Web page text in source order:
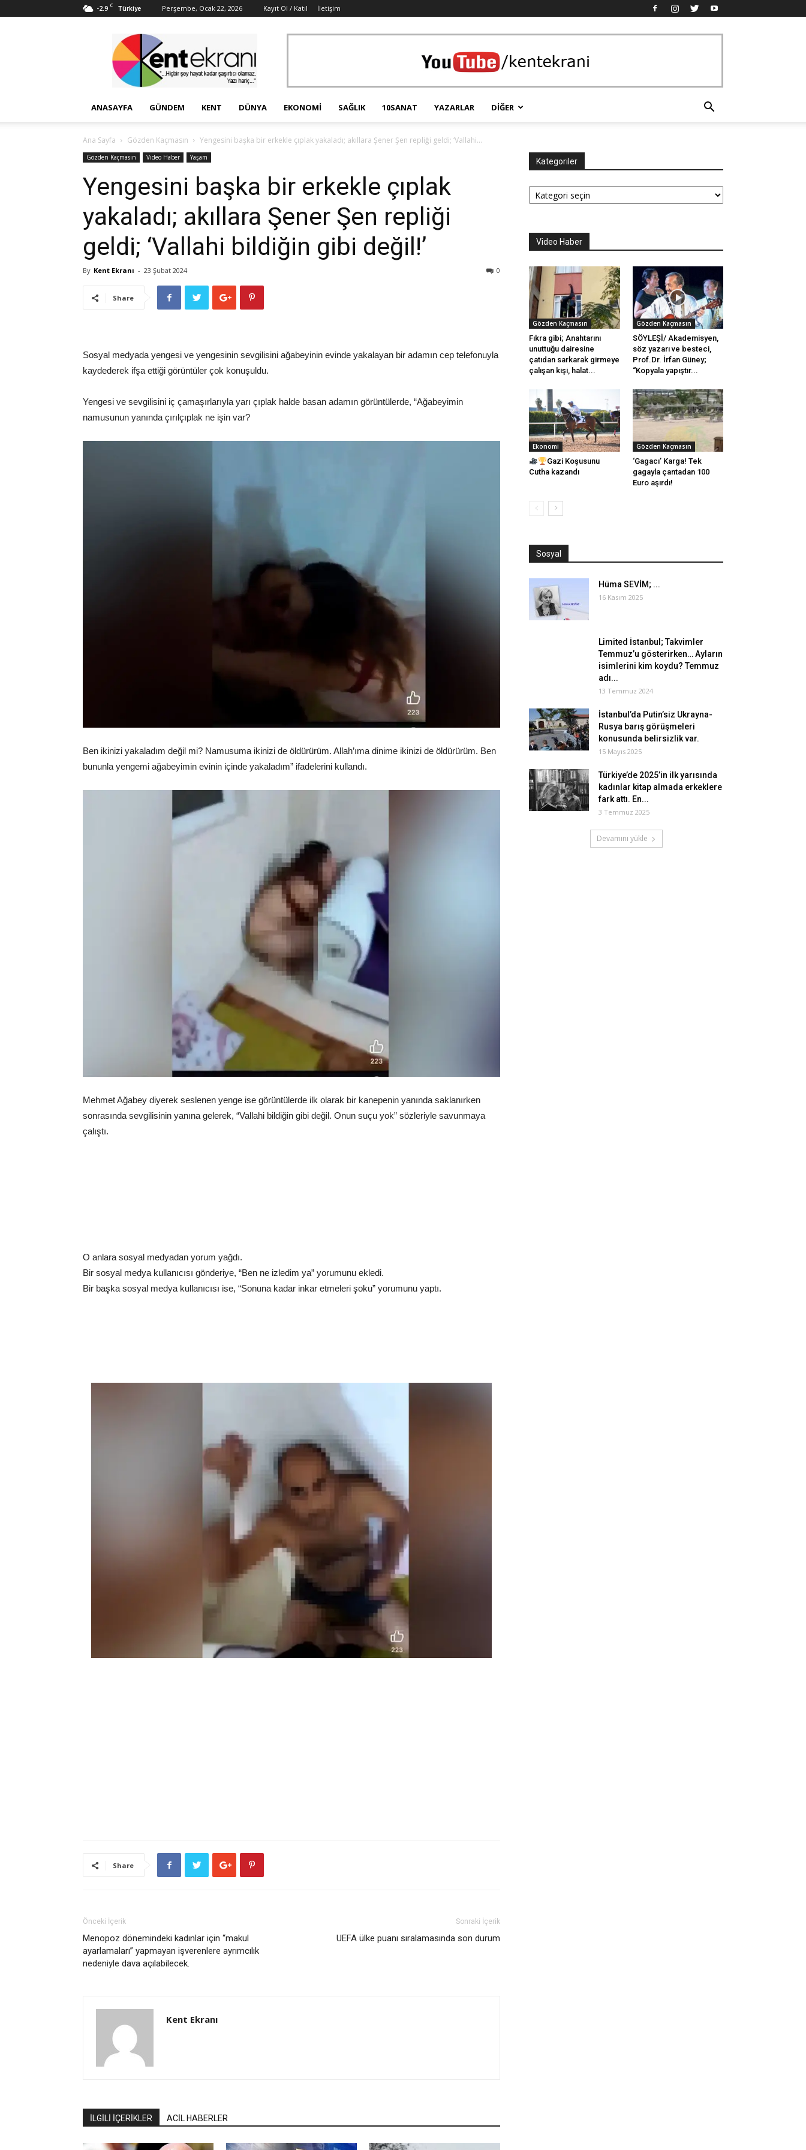
-2.9 C Türkiye Perşembe, Ocak 22, 2026 Kayıt Ol / Katıl İletişim
Ekranı
ANASAYFA GÜNDEM KENT DÜNYA EKONOMI SAĞLIK 10SANAT YAZARLAR DIĞER
Ana Sayfa Gözden Kaçmasın Yengesini başka bir erkekle çıplak yakaladı; akıllara Şener Şen repliği geldi; ‘Vallahi...
Gözden Kaçmasın Video Haber Yaşam
Yengesini başka bir erkekle çıplak
yakaladı; akıllara Şener Şen repliği
geldi; ‘Vallahi bildiğin gibi değil!’
By Kent Ekranı - 23 Şubat 2024 0
Share
Sosyal medyada yengesi ve yengesinin sevgilisini ağabeyinin evinde yakalayan bir adamın cep telefonuyla
kaydederek ifşa ettiği görüntüler çok konuşuldu.
Yengesi ve sevgilisini iç çamaşırlarıyla yarı çıplak halde basan adamın görüntülerde, “Ağabeyimin
namusunun yanında çırılçıplak ne işin var?
Ben ikinizi yakaladım değil mi? Namusuma ikinizi de öldürürüm. Allah’ıma dinime ikinizi de öldürürüm. Ben
bununla yengemi ağabeyimin evinin içinde yakaladım” ifadelerini kullandı.
Mehmet Ağabey diyerek seslenen yenge ise görüntülerde ilk olarak bir kanepenin yanında saklanırken
sonrasında sevgilisinin yanına gelerek, “Vallahi bildiğin gibi değil. Onun suçu yok” sözleriyle savunmaya
çalıştı.
O anlara sosyal medyadan yorum yağdı.
Bir sosyal medya kullanıcısı gönderiye, “Ben ne izledim ya” yorumunu ekledi.
Bir başka sosyal medya kullanıcısı ise, “Sonuna kadar inkar etmeleri şoku” yorumunu yaptı.
Share
Önceki İçerik
Menopoz dönemindeki kadınlar için “makul
ayarlamaları” yapmayan işverenlere ayrımcılık
nedeniyle dava açılabilecek.
Sonraki İçerik
UEFA ülke puanı sıralamasında son durum
Kent Ekranı
İLGİLİ İÇERİKLER ACİL HABERLER
Kategoriler
Kategoriler
Video Haber
Gözden Kaçmasın
Fıkra gibi; Anahtarını
unuttuğu dairesine
çatıdan sarkarak girmeye
çalışan kişi, halat...
Gözden Kaçmasın
SÖYLEŞİ/ Akademisyen,
söz yazarı ve besteci,
Prof.Dr. İrfan Güney;
“Kopyala yapıştır...
Ekonomi
Gazi Koşusunu
Cutha kazandı
Gözden Kaçmasın
‘Gagacı’ Karga! Tek
gagayla çantadan 100
Euro aşırdı!
Sosyal
Hüma SEVİM; ...
16 Kasım 2025
Limited İstanbul; Takvimler
Temmuz’u gösterirken… Ayların
isimlerini kim koydu? Temmuz
adı...
13 Temmuz 2024
İstanbul’da Putin’siz Ukrayna-
Rusya barış görüşmeleri
konusunda belirsizlik var.
15 Mayıs 2025
Türkiye’de 2025’in ilk yarısında
kadınlar kitap almada erkeklere
fark attı. En...
3 Temmuz 2025
Devamını yükle